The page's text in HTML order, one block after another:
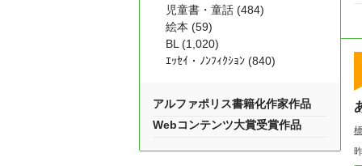
児童書・童話 (484)
絵本 (59)
BL (1,020)
ｴｯｾｲ・ﾉﾝﾌｨｸｼｮﾝ (840)
アルファポリス書籍化作家作品
Webコンテンツ大賞受賞作品